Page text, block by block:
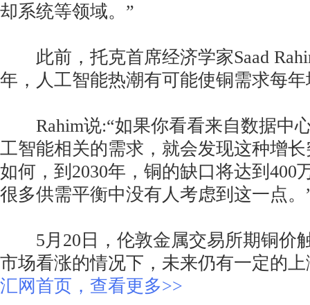
却系统等领域。”
此前，托克首席经济学家Saad
年，人工智能热潮有可能使铜需求每年
Rahim说:“如果你看看来自数据中
工智能相关的需求，就会发现这种增
如何，到2030年，铜的缺口将达到400
很多供需平衡中没有人考虑到这一点。
5月20日，伦敦金属交易所期铜价
市场看涨的情况下，未来仍有一定的
汇网首页，查看更多>>